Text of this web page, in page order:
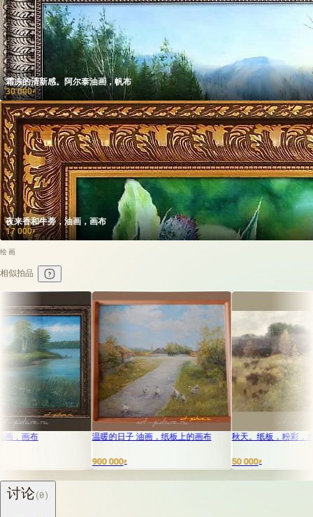
霜冻的清新感。阿尔泰油画，帆布
30 000₽
夜来香和牛蒡，油画，画布
17 000₽
绘画
相似拍品
温暖的日子 油画，纸板上的画布 秋天。纸板，粉彩，水粉画。
讨论(0)